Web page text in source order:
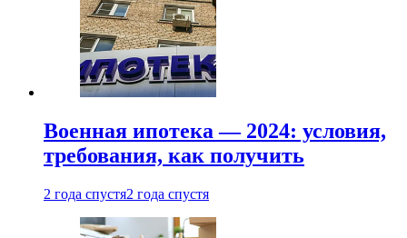
Военная ипотека — 2024: условия,
требования, как получить
2 года спустя2 года спустя